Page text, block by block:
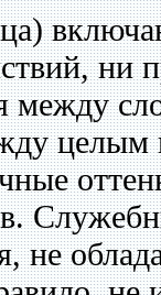
ни
не